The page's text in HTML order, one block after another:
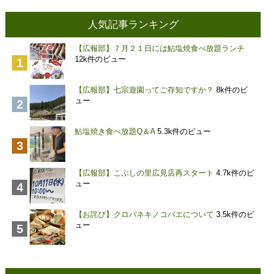
人気記事ランキング
【広報部】７月２１日には鮎塩焼食べ放題ランチ
12k件のビュー
【広報部】七宗遊園ってご存知ですか？ 8k件のビ
ュー
鮎塩焼き食べ放題Q＆A 5.3k件のビュー
【広報部】こぶしの里広見店再スタート 4.7k件のビ
ュー
【お詫び】クロバネキノコバエについて 3.5k件のビ
ュー